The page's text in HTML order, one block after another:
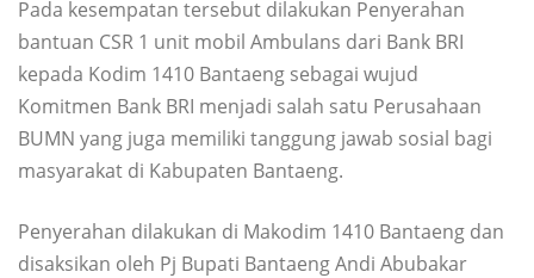
Pada kesempatan tersebut dilakukan Penyerahan
bantuan CSR 1 unit mobil Ambulans dari Bank BRI
kepada Kodim 1410 Bantaeng sebagai wujud
Komitmen Bank BRI menjadi salah satu Perusahaan
BUMN yang juga memiliki tanggung jawab sosial bagi
masyarakat di Kabupaten Bantaeng.
Penyerahan dilakukan di Makodim 1410 Bantaeng dan
disaksikan oleh Pj Bupati Bantaeng Andi Abubakar